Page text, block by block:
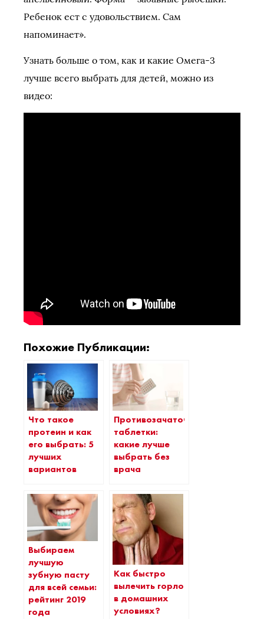
Ребенок ест с удовольствием. Сам
напоминает».
Узнать больше о том, как и какие Омега-3
лучше всего выбрать для детей, можно из
видео:
Похожие Публикации:
Что такое
протеин и как
его выбрать: 5
лучших
вариантов
Противозачаточные
таблетки:
какие лучше
выбрать без
врача
Выбираем
лучшую
зубную пасту
для всей семьи:
рейтинг 2019
года
Как быстро
вылечить горло
в домашних
условиях?